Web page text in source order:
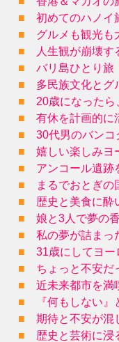
■
初めてのハノイ
■
グルメも観光も
■
人生観が崩壊
■
バリ島ひとり旅
■
多民族文化とグ
■
20歳になった
■
有休を計画的に
■
30代男のバン
■
嬉しい楽しみヨ
■
アンコール遺跡
■
まるでおとぎ
■
歴史と美食に酔
■
娘と3人で夢の
■
私の夢が詰まっ
■
31歳にしてヨー
■
ちょっと不安だ
■
近未来都市を満
■
『何もしない
■
期待と不安が混
■
歴史と芸術に浸